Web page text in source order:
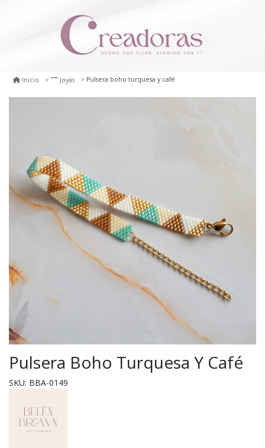
Inicio Joyas Pulsera boho turquesa y café
Pulsera Boho Turquesa Y Café
SKU: BBA-0149